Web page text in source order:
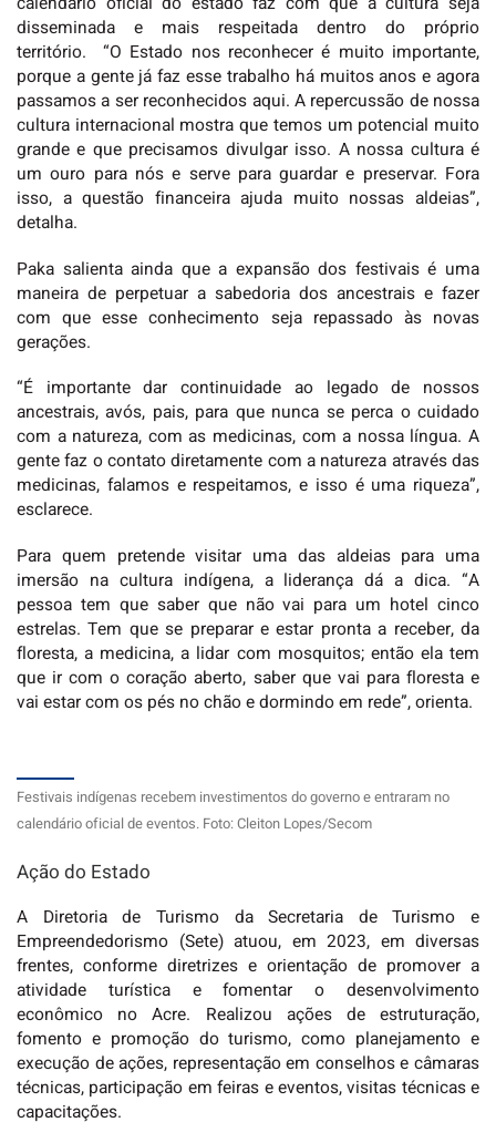
disseminada e mais respeitada dentro do próprio
território. “O Estado nos reconhecer é muito importante,
porque a gente já faz esse trabalho há muitos anos e agora
passamos a ser reconhecidos aqui. A repercussão de nossa
cultura internacional mostra que temos um potencial muito
grande e que precisamos divulgar isso. A nossa cultura é
um ouro para nós e serve para guardar e preservar. Fora
isso, a questão financeira ajuda muito nossas aldeias”,
detalha.
Paka salienta ainda que a expansão dos festivais é uma
maneira de perpetuar a sabedoria dos ancestrais e fazer
com que esse conhecimento seja repassado às novas
gerações.
“É importante dar continuidade ao legado de nossos
ancestrais, avós, pais, para que nunca se perca o cuidado
com a natureza, com as medicinas, com a nossa língua. A
gente faz o contato diretamente com a natureza através das
medicinas, falamos e respeitamos, e isso é uma riqueza”,
esclarece.
Para quem pretende visitar uma das aldeias para uma
imersão na cultura indígena, a liderança dá a dica. “A
pessoa tem que saber que não vai para um hotel cinco
estrelas. Tem que se preparar e estar pronta a receber, da
floresta, a medicina, a lidar com mosquitos; então ela tem
que ir com o coração aberto, saber que vai para floresta e
vai estar com os pés no chão e dormindo em rede”, orienta.
Festivais indígenas recebem investimentos do governo e entraram no
calendário oficial de eventos. Foto: Cleiton Lopes/Secom
Ação do Estado
A Diretoria de Turismo da Secretaria de Turismo e
Empreendedorismo (Sete) atuou, em 2023, em diversas
frentes, conforme diretrizes e orientação de promover a
atividade turística e fomentar o desenvolvimento
econômico no Acre. Realizou ações de estruturação,
fomento e promoção do turismo, como planejamento e
execução de ações, representação em conselhos e câmaras
técnicas, participação em feiras e eventos, visitas técnicas e
capacitações.